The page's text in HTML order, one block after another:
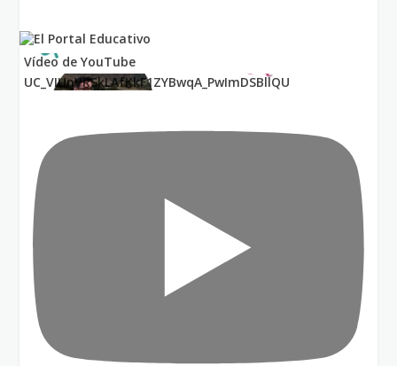
Vídeo de YouTube
UC_VIUnVRSkLAfKkF1ZYBwqA_PwImDSBllQU